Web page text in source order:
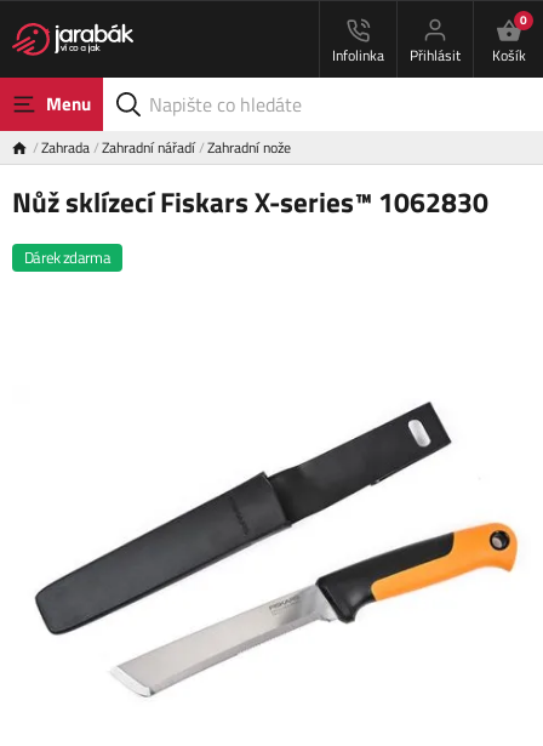
Infolinka Přihlásit
0
Košík
Menu
Zahrada Zahradní nářadí Zahradní nože
Nůž sklízecí Fiskars X-series™ 1062830
Dárek zdarma